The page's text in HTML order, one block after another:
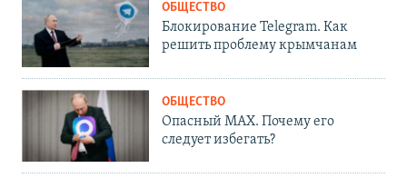
ОБЩЕСТВО
Блокирование Telegram. Как
решить проблему крымчанам
ОБЩЕСТВО
Опасный MAX. Почему его
следует избегать?